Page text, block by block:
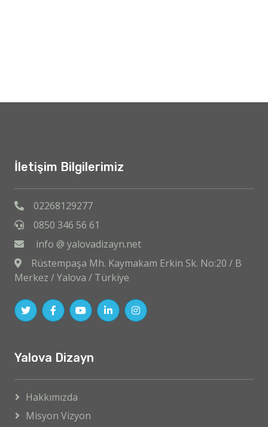
İletişim Bilgilerimiz
02268129277
0850 346 56 61
info @ yalovadizayn.net
Rüstempaşa Mh. Kaymakam Erkin Sk. No:20 / B
Merkez / Yalova / Türkiye
Yalova Dizayn
Hakkımızda
Misyon Vizyon